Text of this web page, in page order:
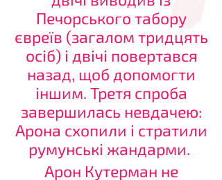
Печорського табору
євреїв (загалом тридцять
осіб) і двічі повертався
назад, щоб допомогти
іншим. Третя спроба
завершилась невдачею:
Арона схопили і стратили
румунські жандарми.
Арон Кутерман не